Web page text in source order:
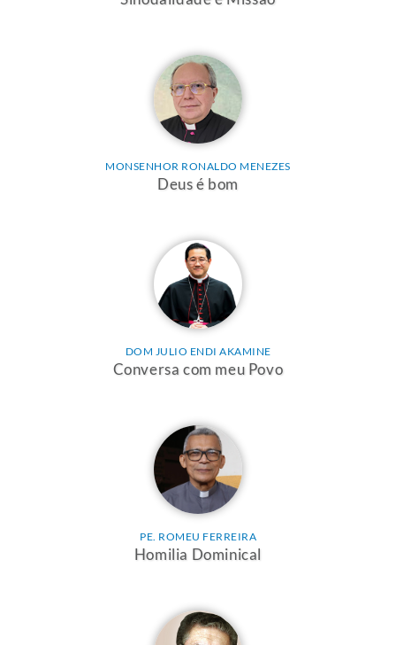
MONSENHOR RONALDO MENEZES
Deus é bom
DOM JULIO ENDI AKAMINE
Conversa com meu Povo
PE. ROMEU FERREIRA
Homilia Dominical